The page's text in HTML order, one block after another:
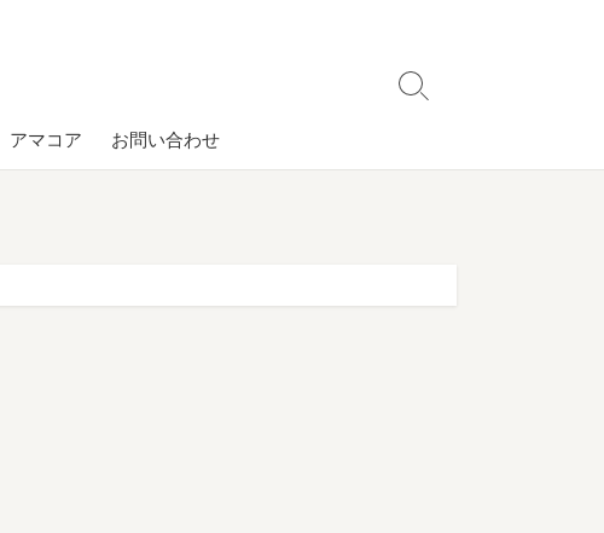
アマコア お問い合わせ
検
り